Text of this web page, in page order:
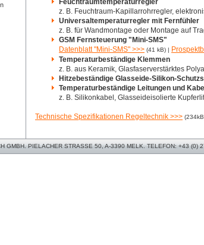
Feuchtraumtemperaturregler
z. B. Feuchtraum-Kapillarrohrregler,
Universaltemperaturregler mit Fernfühler
z. B. für Wandmontage oder Montage auf
GSM Fernsteuerung "Mini-SMS"
Datenblatt "Mini-SMS" >>> (41 kB) |
Temperaturbeständige Klemmen
z. B. aus Keramik, Glasfaserverstärktes
Hitzebeständige Glasseide-Silikon-
Temperaturbeständige Leitungen und Kabel
z. B. Silikonkabel, Glasseideisolierte
Technische Spezifikationen Regeltechnik >>>
GMBH. PIELACHER STRASSE 50, A-3390 MELK. TELEFON: +43